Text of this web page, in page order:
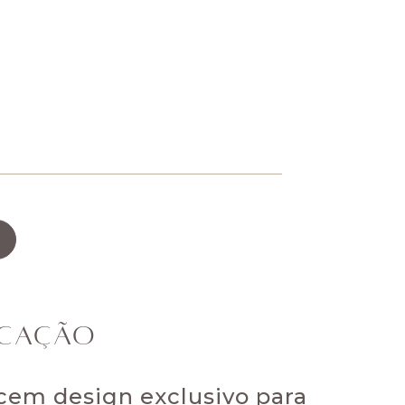
design exclusivo para